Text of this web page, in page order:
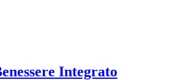
Integrato